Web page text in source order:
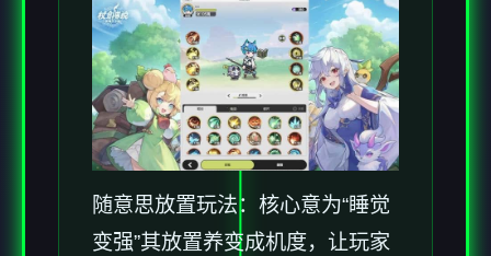
随意思放置玩法：核心意为“睡觉
变强”其放置养变成机度，让玩家